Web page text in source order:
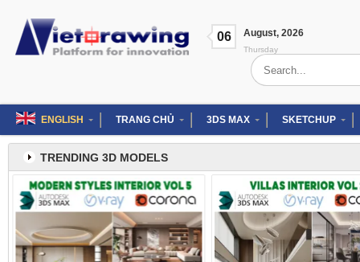
content
06 August, 2026
Thursday
Search
for:
ENGLISH TRANG CHỦ 3DS MAX SKETCHUP
TRENDING 3D MODELS